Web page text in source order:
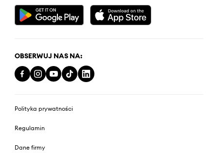
OBSERWUJ NAS NA:
Polityka prywatności
Regulamin
Dane firmy